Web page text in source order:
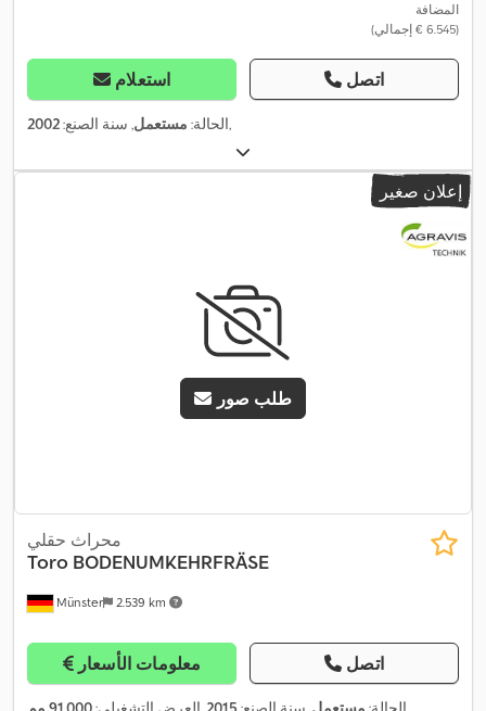
المضافة
(‏6.545 € إجمالي)
استعلام اتصل
الحالة: مستعمل, سنة الصنع:2002 ,
إعلان صغير
طلب صور
Münster 2.539 km
محراث حقلي
Toro BODENUMKEHRFRÄSE
معلومات الأسعار اتصل